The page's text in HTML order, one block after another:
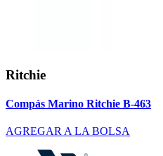
Ritchie
Compás Marino Ritchie B-463
AGREGAR A LA BOLSA